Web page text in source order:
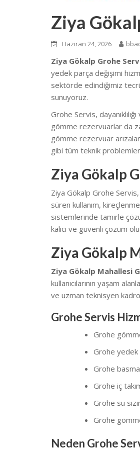
Ziya
Haziran 24, 2026
Ziya Gökalp Grohe
yedek parça değişimi
sektörde edindiğimiz
sunuyoruz.
Grohe Servis,
gömme rezervuarlar da
gömme rezervuar
gibi tüm teknik
Ziya Gökalp
Ziya Gökalp Grohe Servis,
süren kullanım,
sistemlerinde tamirle
kalıcı ve güvenli çözüm
Ziya Gökalp
Ziya Gökalp Mahallesi
kullanıcılarının yaşam
ve uzman teknisyen
Grohe Servis
Grohe
Grohe yedek
Grohe
Grohe iç
Grohe su
Grohe
Neden Grohe